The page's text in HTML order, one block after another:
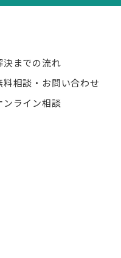
決までの流れ
料相談・お問い合わせ
ンライン相談